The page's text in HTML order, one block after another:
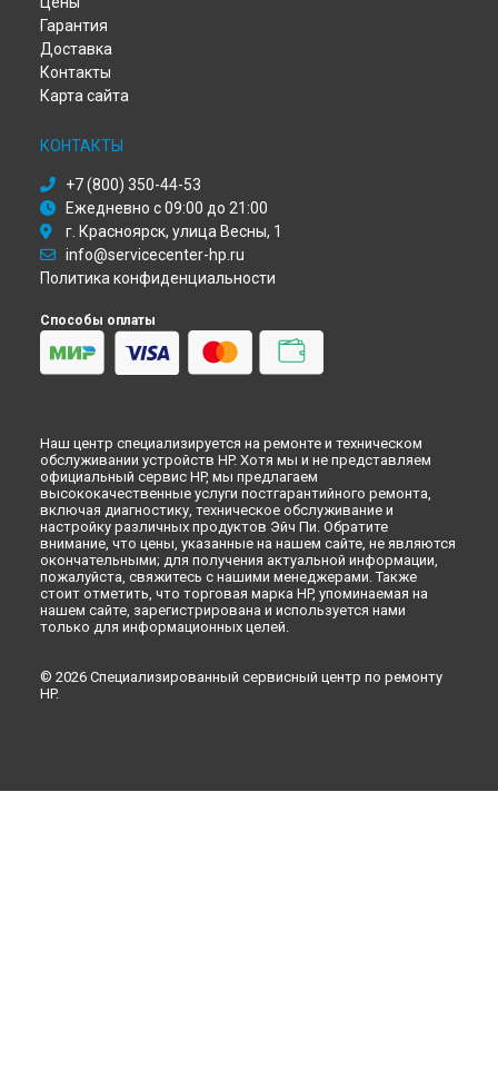
Ремонт МФУ deskjet 3525 HP в
Ремонт МФУ deskjet 3525 HP в
Ремонт МФУ deskjet 3525 HP в
Гарантия
Доставка
Контакты
Карта сайта
КОНТАКТЫ
+7 (800) 350-44-53
Ежедневно с 09:00 до 21:00
г. Красноярск, улица Весны, 1
info@servicecenter-hp.ru
Политика конфиденциальности
Способы оплаты
Наш центр специализируется на ремонте и техническом
обслуживании устройств HP. Хотя мы и не представляем
официальный сервис HP, мы предлагаем
высококачественные услуги постгарантийного ремонта,
включая диагностику, техническое обслуживание и
настройку различных продуктов Эйч Пи. Обратите
внимание, что цены, указанные на нашем сайте, не являются
окончательными; для получения актуальной информации,
пожалуйста, свяжитесь с нашими менеджерами. Также
стоит отметить, что торговая марка HP, упоминаемая на
нашем сайте, зарегистрирована и используется нами
только для информационных целей.
© 2026 Специализированный сервисный центр по ремонту
HP.